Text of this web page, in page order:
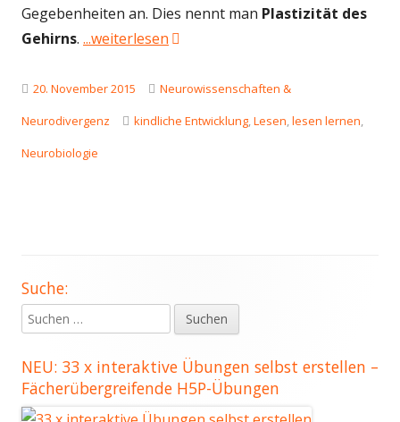
Gegebenheiten an. Dies nennt man Plastizität des
Gehirns. ...weiterlesen "Neurobiologie des Lesens: Wie
Veröffentlicht
am
20. November 2015 Kategorien
Neurowissenschaften &
Neurodivergenz
Schlagwörter
kindliche Entwicklung,Lesen,lesen lernen,
Neurobiologie
Haupt-
Seitenleiste
Suche:
Suchen
nach:
NEU: 33 x interaktive Übungen selbst erstellen –
Fächerübergreifende H5P-Übungen